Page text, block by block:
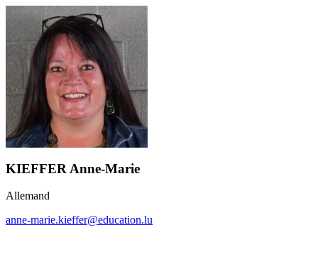
KIEFFER Anne-Marie
Allemand
anne-marie.kieffer@education.lu